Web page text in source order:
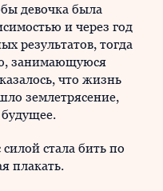
девочка была
и через год
результатов, тогда
занимающуюся
что жизнь
землетрясение,
стала бить по
плакать.